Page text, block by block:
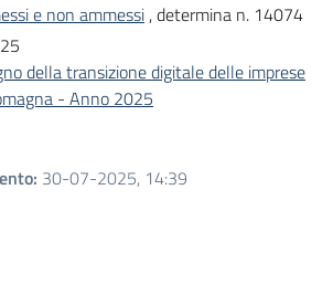
e non ammessi, determina n. 14074
della transizione digitale delle imprese
- Anno 2025
: 30-07-2025, 14:39